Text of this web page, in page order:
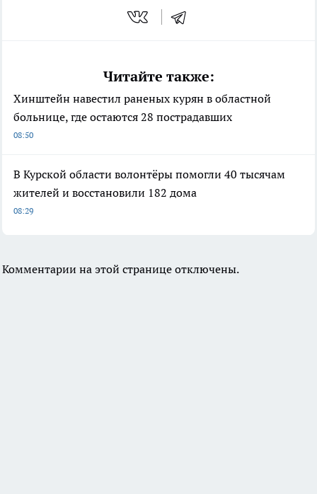
Читайте также:
Хинштейн навестил раненых курян в областной
больнице, где остаются 28 пострадавших
08:50
В Курской области волонтёры помогли 40 тысячам
жителей и восстановили 182 дома
08:29
Комментарии на этой странице отключены.